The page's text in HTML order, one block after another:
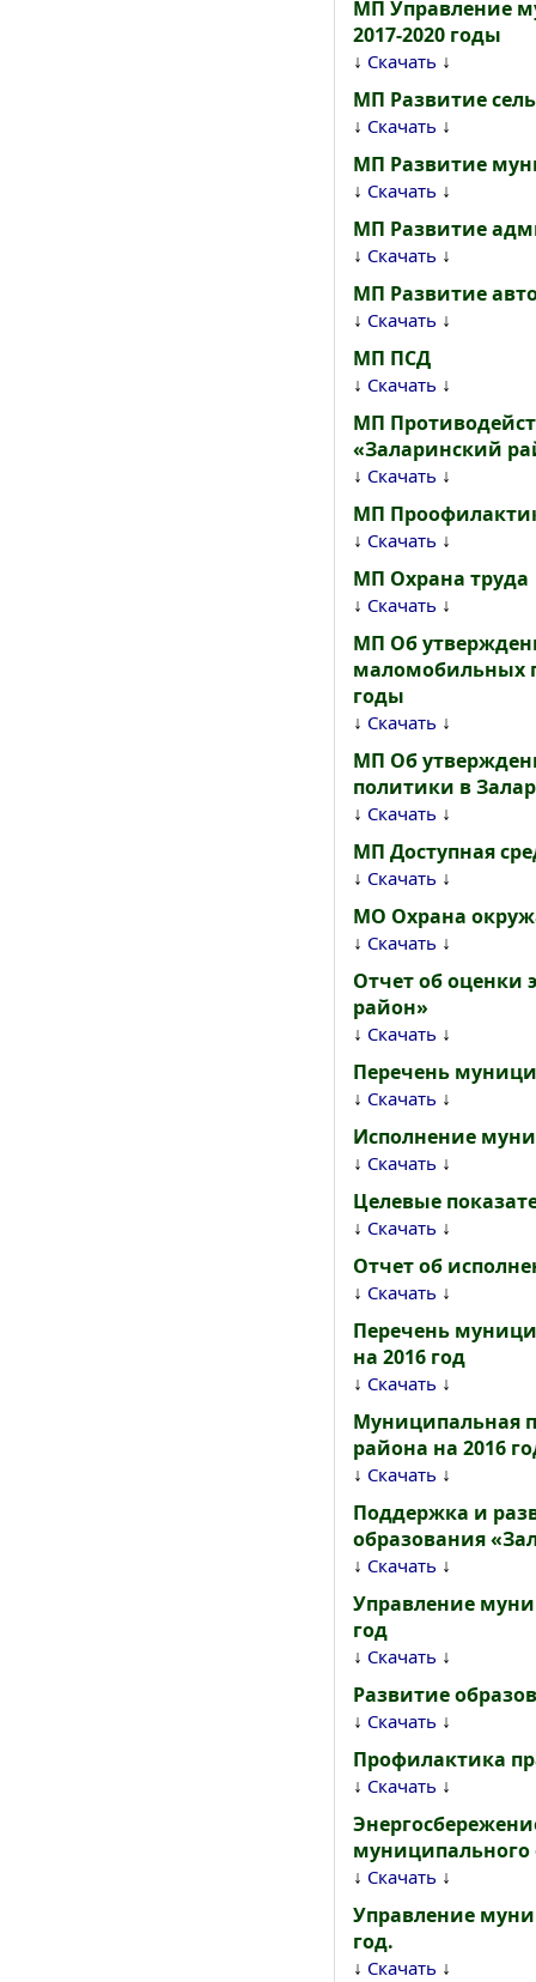
МП Управление
2017-2020 годы
↓ Скачать ↓
МП Развитие
↓ Скачать ↓
МП Развитие
↓ Скачать ↓
МП Развитие
↓ Скачать ↓
МП Развитие
↓ Скачать ↓
МП ПСД
↓ Скачать ↓
МП
«Заларинский
↓ Скачать ↓
МП
↓ Скачать ↓
МП Охрана труда
↓ Скачать ↓
МП Об
маломобильных
годы
↓ Скачать ↓
МП Об
политики в
↓ Скачать ↓
МП Доступная
↓ Скачать ↓
МО Охрана
↓ Скачать ↓
Отчет об оценки
район»
↓ Скачать ↓
Перечень
↓ Скачать ↓
Исполнение
↓ Скачать ↓
Целевые
↓ Скачать ↓
Отчет об
↓ Скачать ↓
Перечень
на 2016 год
↓ Скачать ↓
Муниципальная
района на 2016
↓ Скачать ↓
Поддержка и
образования
↓ Скачать ↓
Управление
год
↓ Скачать ↓
Развитие
↓ Скачать ↓
Профилактика
↓ Скачать ↓
муниципального
↓ Скачать ↓
Управление
год.
↓ Скачать ↓